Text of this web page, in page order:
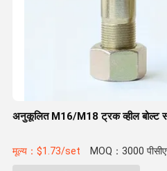
अनुकूलित M16/M18 ट्रक व्हील बोल्ट
मूल्य：$1.73/set MOQ：3000